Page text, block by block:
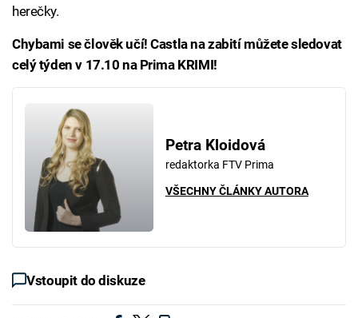
herečky.
Chybami se člověk učí! Castla na zabití můžete sledovat
celý týden v 17.10 na Prima KRIMI!
Petra Kloidová
redaktorka FTV Prima
VŠECHNY ČLÁNKY AUTORA
Vstoupit do diskuze